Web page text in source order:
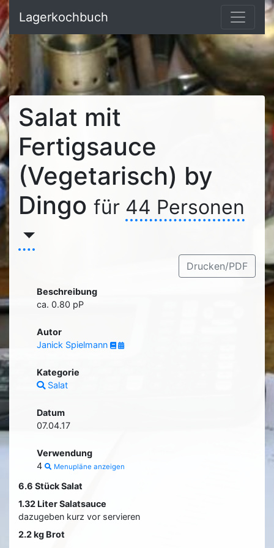
Lagerkochbuch
Salat mit
Fertigsauce
(Vegetarisch) by
Dingo für 44 Personen
Drucken/PDF
Beschreibung
ca. 0.80 pP
Autor
Janick Spielmann
Kategorie
Salat
Datum
07.04.17
Verwendung
4
Menupläne anzeigen
6.6 Stück Salat
1.32 Liter Salatsauce
dazugeben kurz vor servieren
2.2 kg Brot